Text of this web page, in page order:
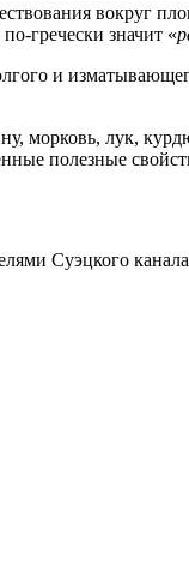
вокруг
гречески значит «
и
морковь, лук,
полезные
Суэцкого